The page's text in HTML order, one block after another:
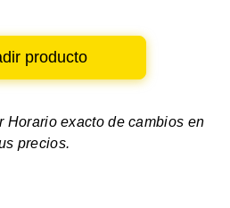
producto
Horario exacto de cambios en
precios.